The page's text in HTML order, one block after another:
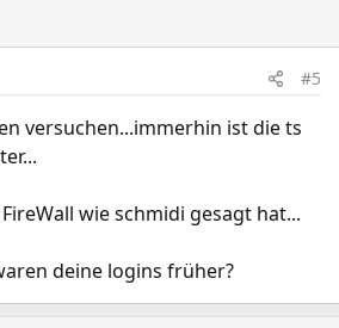
#5
versuchen...immerhin ist die ts
wie schmidi gesagt hat...
deine logins früher?